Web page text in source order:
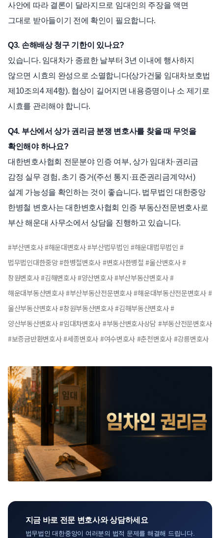
사안에 따라 결론이 달라지므로 임대인의 주장을 액면
그대로 받아들이기 전에 확인이 필요합니다.
Q3. 손해배상 청구 기한이 있나요?
있습니다. 임대차가 종료한 날부터 3년 이내에 행사하지
않으면 시효의 완성으로 소멸합니다(상가건물 임대차보호법
제10조의4 제4항). 협상이 길어지면 내용증명이나 소 제기로
시효를 관리해야 합니다.
Q4. 부산에서 상가 권리금 분쟁 변호사를 찾을 때 무엇을
확인해야 하나요?
대한변호사협회 전문분야 인증 여부, 상가 임대차·권리금
감정 실무 경험, 초기 증거(주선 통지·표준권리금계약서)
설계 가능성을 확인하는 것이 좋습니다. 법무법인 대한중앙
한병철 변호사는 대한변호사협회 인증 부동산전문변호사로
부산 해운대 사무소에서 상담을 진행하고 있습니다.
#부산변호사 #해운대변호사 #부산법무법인 #해운대법무법인 #
법무법인대한중앙 #한병철변호사 #변호사한병철 #울산변호사 #
창원변호사 #김해변호사 #양산변호사 #부산부동산변호사 #
해운대부동산변호사 #부산부동산전문변호사 #해운대부동산전문변호사 #
울산부동산변호사 #창원부동산변호사 #김해부동산변호사 #
양산부동산변호사 #임대차변호사 #부동산변호사상담 #부동산전문변호사
#보증금반환변호사 #세종변호사 #여수변호사 #춘천변호사 #강릉변호사
지금 바로 전문 변호사와 상담하세요
법무법인 대한중앙이 여러분의 법적 문제를 해결해 드립니다.